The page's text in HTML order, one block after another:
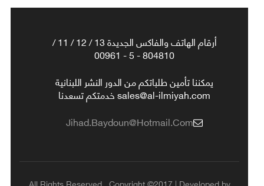
أرقام الهاتف والفاكس الجديدة 13 / 12 / 11 /
804810 - 5 - 00961
يمكننا تأمين طلباتكم من الدور النشر اللبنانية
sales@al-ilmiyah.com خدمتكم تسعدنا
Jihad.baydoun@hotmail.com